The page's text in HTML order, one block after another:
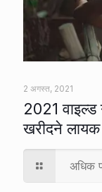
2 अगस्त, 2021
2021
खरीदने लायक
अधिक